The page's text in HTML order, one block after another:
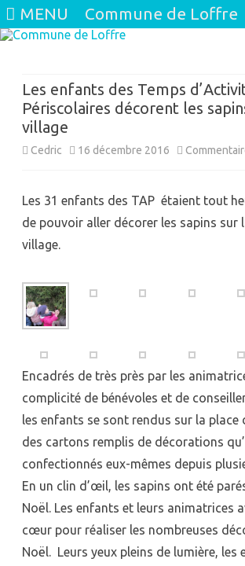
MENU Commune de Loffre
Les enfants des Temps
Périscolaires décorent les
village
Cedric 16 décembre 2016
Les 31 enfants des TAP étaient tout
de pouvoir aller décorer les sapins sur
village.
Encadrés de très près par les
complicité de bénévoles et de
les enfants se sont rendus sur la place
des cartons remplis de décorations
confectionnés eux-mêmes depuis
En un clin d’œil, les sapins ont été
Noël. Les enfants et leurs animatrices
cœur pour réaliser les nombreuses
Noël. Leurs yeux pleins de lumière, les